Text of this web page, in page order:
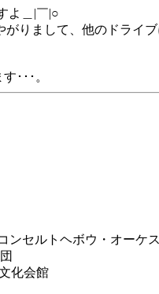
よ＿|￣|○
りまして、他のドライ
･･･。
セルトヘボウ・オーケ
化会館